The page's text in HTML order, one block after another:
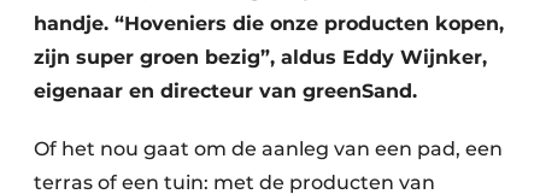
handje. “Hoveniers die onze producten kopen,
zijn super groen bezig”, aldus Eddy Wijnker,
eigenaar en directeur van greenSand.
Of het nou gaat om de aanleg van een pad, een
terras of een tuin: met de producten van